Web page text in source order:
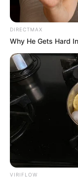
DIRECTMAX
Why He Gets Hard
VIRIFLOW